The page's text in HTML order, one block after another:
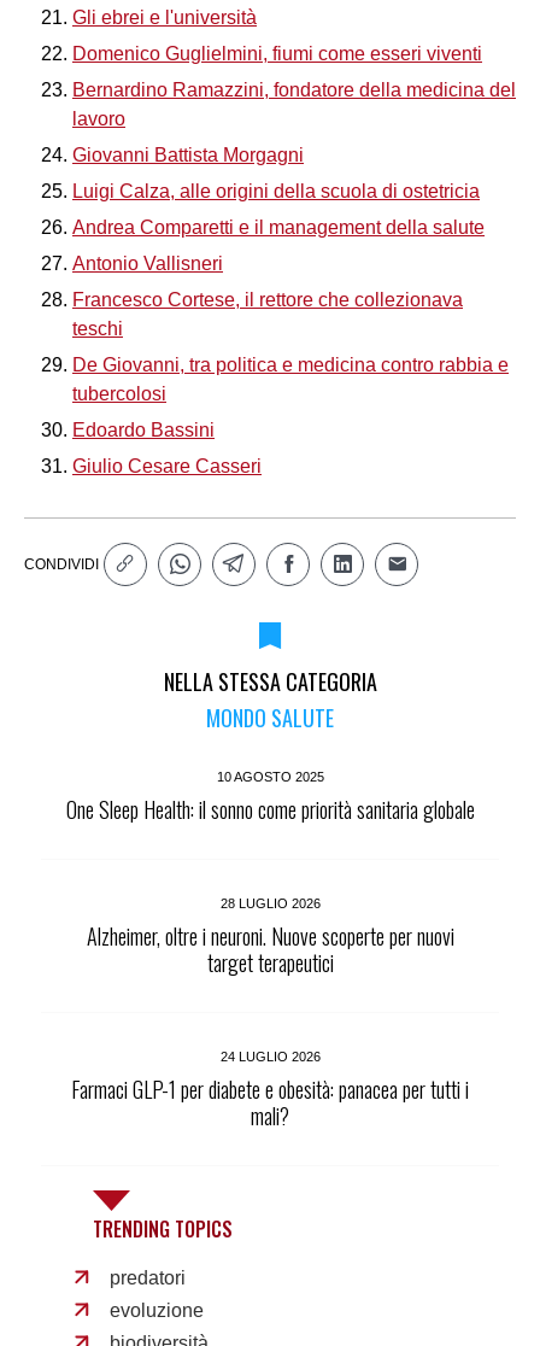
Gli ebrei e l'università
Domenico Guglielmini, fiumi come esseri viventi
Bernardino Ramazzini, fondatore della medicina del
lavoro
Giovanni Battista Morgagni
Luigi Calza, alle origini della scuola di ostetricia
Andrea Comparetti e il management della salute
Antonio Vallisneri
Francesco Cortese, il rettore che collezionava
teschi
De Giovanni, tra politica e medicina contro rabbia e
tubercolosi
Edoardo Bassini
Giulio Cesare Casseri
CONDIVIDI
NELLA STESSA CATEGORIA
MONDO SALUTE
10 AGOSTO 2025
One Sleep Health: il sonno come priorità sanitaria globale
28 LUGLIO 2026
Alzheimer, oltre i neuroni. Nuove scoperte per nuovi
target terapeutici
24 LUGLIO 2026
Farmaci GLP-1 per diabete e obesità: panacea per tutti i
mali?
TRENDING TOPICS
predatori
evoluzione